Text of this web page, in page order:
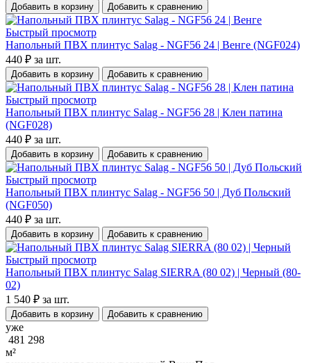
Добавить в корзину Добавить к сравнению
Быстрый просмотр
Напольный ПВХ плинтус Salag - NGF56 24 | Венге (NGF024)
440 ₽ за шт.
Добавить в корзину Добавить к сравнению
Быстрый просмотр
Напольный ПВХ плинтус Salag - NGF56 28 | Клен патина
(NGF028)
440 ₽ за шт.
Добавить в корзину Добавить к сравнению
Быстрый просмотр
Напольный ПВХ плинтус Salag - NGF56 50 | Дуб Польский
(NGF050)
440 ₽ за шт.
Добавить в корзину Добавить к сравнению
Быстрый просмотр
Напольный ПВХ плинтус Salag SIERRA (80 02) | Черный (80-
02)
1 540 ₽ за шт.
Добавить в корзину Добавить к сравнению
уже
481 298
м²